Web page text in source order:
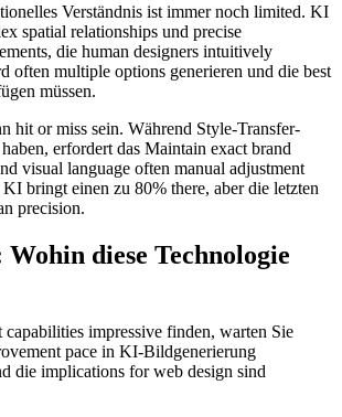
Verständnis ist immer noch limited. KI
spatial relationships und precise
die human designers intuitively
often multiple options generieren und die best
müssen.
hit or miss sein. Während Style-Transfer-
erfordert das Maintain exact brand
visual language often manual adjustment
bringt einen zu 80% there, aber die letzten
precision.
diese Technologie
capabilities impressive finden, warten Sie
pace in KI-Bildgenerierung
die implications for web design sind